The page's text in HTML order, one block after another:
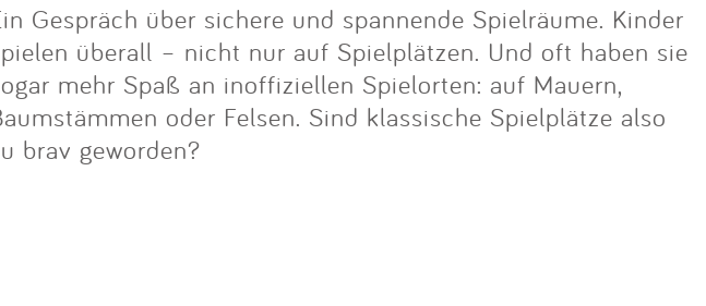
Gespräch über sichere und spannende Spielräume. Kinder
überall – nicht nur auf Spielplätzen. Und oft haben sie
mehr Spaß an inoffiziellen Spielorten: auf Mauern,
oder Felsen. Sind klassische Spielplätze also
brav geworden?